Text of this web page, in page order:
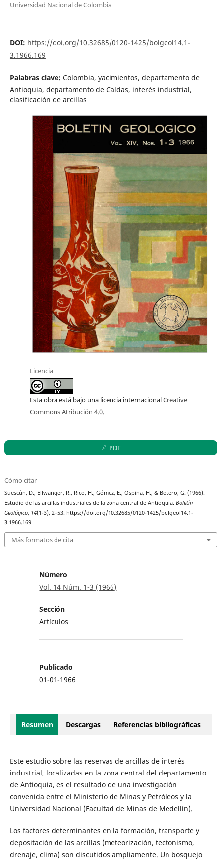
Universidad Nacional de Colombia
DOI: https://doi.org/10.32685/0120-1425/bolgeol14.1-
3.1966.169
Palabras clave: Colombia, yacimientos, departamento de
Antioquia, departamento de Caldas, interés industrial,
clasificación de arcillas
Licencia
Esta obra está bajo una licencia internacionalCreative
Commons Atribución 4.0.
PDF
Cómo citar
Suescún, D., Ellwanger, R., Rico, H., Gómez, E., Ospina, H., & Botero, G. (1966).
Estudio de las arcillas industriales de la zona central de Antioquia.Boletín
Geológico, 14(1-3), 2–53. https://doi.org/10.32685/0120-1425/bolgeol14.1-
3.1966.169
Más formatos de cita
Número
Vol. 14 Núm. 1-3 (1966)
Sección
Artículos
Publicado
01-01-1966
Resumen Descargas Referencias bibliográficas
Este estudio sobre las reservas de arcillas de interés
industrial, localizadas en la zona central del departamento
de Antioquia, es el resultado de una investigación
convenida entre el Ministerio de Minas y Petróleos y la
Universidad Nacional (Facultad de Minas de Medellín).
Los factores determinantes en la formación, transporte y
depositación de las arcillas (meteorización, tectonismo,
drenaje, clima) son discutidos ampliamente. Un bosquejo